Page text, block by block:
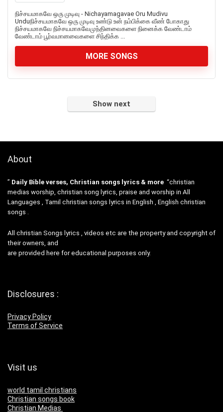
நிச்சயமாகவே ஒரு முடிவு - Nichayamagavae Oru Mudivu
Unduநிச்சயமாகவே ஒரு முடிவு உண்டு உன் நம்பிக்கை வீண் போகாது
நிச்சயமாகவே நிச்சயமாகவேமுந்தினவைகளை நினைக்க வேண்டாம்
வேண்டாம் பூர்வமானவைகளை சிந்திக்க ...
MORE SONGS
Show next
About
” Daily Bible verses, Christian songs lyrics & more “christian
medias worship, christian song lyrics, praise and worship in All
Languages , Tamil christian songs lyrics in English , English christian
songs .
All christian Songs lyrics , videos etc are the property and copyright of
their owners, and
are provided here for educational purposes only.
Disclosures :
Privacy Policy
Terms of Service
Visit us
world tamil christians
Christian songs book
Christian Medias